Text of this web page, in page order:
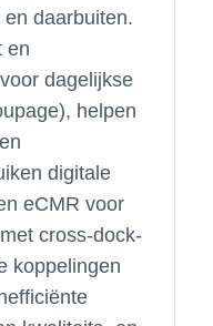
daarbuiten.
en
dagelijkse
helpen
digitale
eCMR voor
cross-dock-
koppelingen